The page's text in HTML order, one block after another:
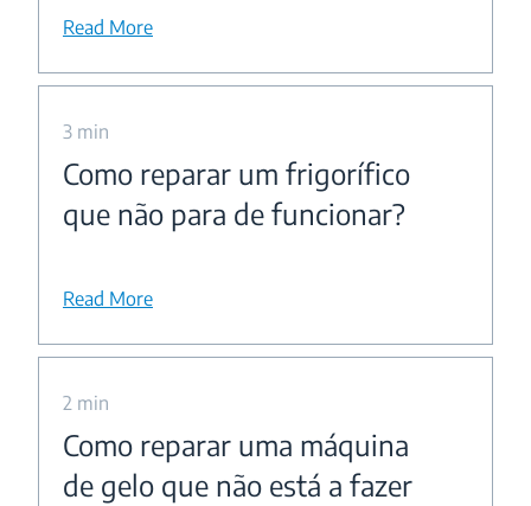
Read More
3 min
Como reparar um frigorífico
que não para de funcionar?
Read More
2 min
Como reparar uma máquina
de gelo que não está a fazer